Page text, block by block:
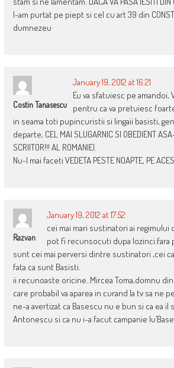
l-am purtat pe piept si cel cu art 39 din
dumnezeu
Costin Tanasescu
January 19, 2012 at 16:21
Eu va sfatuiesc pe amandoi,
pentru ca va pretuiesc
in seama toti pupincuristii si lingaii basisti,
departe, CEL MAI SLUGARNIC SI OBEDIENT
SCRIITOR!!! AL ROMANIEI.
Nu-l mai faceti VEDETA PESTE NOAPTE, PE
Razvan
January 19, 2012 at 17:52
cei mai mari sustinatori ai regimului
pot fi recunsocuti dupa lozinci:fara
sunt cei mai perversi dintre sustinatori ,cei
fata ca sunt Basisti.
ii recunoaste oricine..Mircea Toma,domnu
care probabil va aparea in curand la tv sa ne
ne-a avertizat ca Basescu nu e bun si ca ea il
Antonescu si ca nu i-a facut campanie